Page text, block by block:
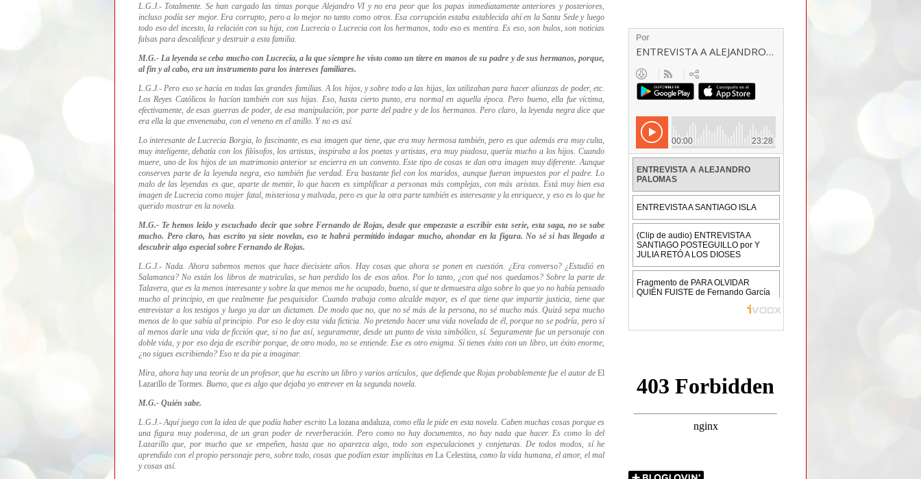
L.G.J.- Totalmente. Se han cargado las tintas porque Alejandro VI y no era peor que los papas inmediatamente anteriores y posteriores,
incluso podía ser mejor. Era corrupto, pero a lo mejor no tanto como otros. Esa corrupción estaba establecida ahí en la Santa Sede y luego
todo eso del incesto, la relación con su hija, con Lucrecia o Lucrecia con los hermanos, todo eso es mentira. Es eso, son bulos, son noticias
falsas para descalificar y destruir a esta familia.
M.G.- La leyenda se ceba mucho con Lucrecia, a la que siempre he vistocomo un títere en manos de su padre y de sus hermanos, porque,
al fin y al cabo, era un instrumento para los intereses familiares.
L.G.J.- Pero eso se hacía en todas las grandes familias. A los hijos, y sobre todo a las hijas, las utilizaban para hacer alianzas de poder, etc.
Los Reyes Católicos lo hacían también con sus hijas. Eso, hasta cierto punto, era normal en aquella época. Pero bueno, ella fue víctima,
efectivamente, de esas guerras de poder, de esa manipulación, por parte del padre y de los hermanos. Pero claro, la leyenda negra dice que
era ella la que envenenaba, con el veneno en el anillo. Y no es así.
Lo interesante de Lucrecia Borgia, lo fascinante, es esa imagen que tiene, que era muy hermosa también, pero es que además era muy culta,
muy inteligente, debatía con los filósofos, los artistas, inspiraba a los poetas y artistas, era muy piadosa, quería mucho a los hijos. Cuando
muere, uno de los hijos de un matrimonio anterior se encierra en un convento. Este tipo de cosas te dan otra imagen muy diferente. Aunque
conserves parte de la leyenda negra, eso también fue verdad. Era bastante fiel con los maridos, aunque fueran impuestos por el padre. Lo
malo de las leyendas es que, aparte de mentir, lo que hacen es simplificar a personas más complejas, con más aristas. Está muy bien esa
imagen de Lucrecia como mujer fatal, misteriosa y malvada, pero es que la otra parte también es interesante y la enriquece, y eso es lo que he
querido mostrar en la novela.
M.G.- Te hemos leído y escuchado decir que sobre Fernando de Rojas, desde que empezaste a escribir esta serie, esta saga, no se sabe
mucho. Pero claro, has escrito ya siete novelas, eso te habrá permitido indagar mucho, ahondar en la figura. No sé si has llegado a
descubrir algo especial sobre Fernando de Rojas.
L.G.J.- Nada. Ahora sabemos menos que hace diecisiete años. Hay cosas que ahora se ponen en cuestión. ¿Era converso? ¿Estudió en
Salamanca? No están los libros de matriculas, se han perdido los de esos años. Por lo tanto, ¿con qué nos quedamos? Sobre la parte de
Talavera, que es la menos interesante y sobre la que menos me he ocupado, bueno, sí que te demuestra algo sobre lo que yo no había pensado
mucho al principio, en que realmente fue pesquisidor.Cuando trabaja como alcalde mayor, es el que tiene que impartir justicia, tiene que
entrevistar a los testigos y luego ya dar un dictamen. De modo que no, que no sé más de la persona, no sé mucho más. Quizá sepa mucho
menos de lo que sabía al principio. Por eso le doy esta vida ficticia. No pretendo hacer una vida novelada de él, porque no se podría, pero sí
al menos darle una vida deficción que, si no fue así, seguramente, desde un punto de vista simbólico, sí. Seguramente fue un personaje con
doble vida, y por eso deja de escribir porque, de otro modo, no se entiende. Ese es otro enigma. Si tienes éxito con un libro, un éxito enorme,
¿no sigues escribiendo? Eso te da pie a imaginar.
Mira, ahora hay una teoría de un profesor, que ha escrito un libro y varios artículos, que defiende que Rojas probablemente fue el autor de El
Lazarillo de Tormes . Bueno, que es algo que dejaba yo entrever en la segunda novela.
M.G.- Quién sabe.
L.G.J.- Aquíjuego con la idea de que podía haber escrito La lozana andaluza , como ella le pide en esta novela. Caben muchas cosas porque es
una figura muy poderosa,de un gran poder de reverberación. Pero como no hay documentos, no hay nada que hacer. Es como lo del
Lazarillo que, por mucho que se empeñen, hasta que no aparezca algo,todo son especulaciones y conjeturas. De todos modos, sí he
aprendido con el propio personaje pero, sobre todo, cosas que podían estar implícitas enLa Celestina, como la vida humana, el amor, el mal
y cosas así.